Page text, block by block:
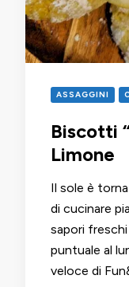
ASSAGGINI
Biscotti
Limone
Il sole è
di cucinare
sapori freschi
puntuale al
veloce di